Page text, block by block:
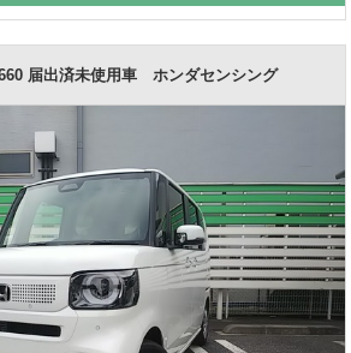
届出済未使用車 ホンダセンシング